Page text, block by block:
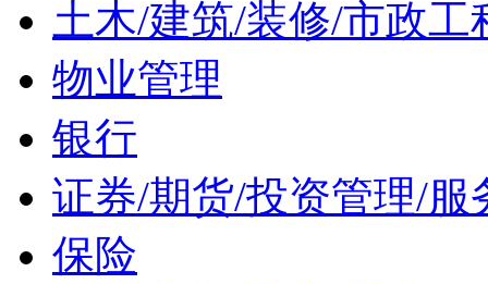
土木/建筑/装修/市政工
物业管理
银行
证券/期货/投资管理/服
保险